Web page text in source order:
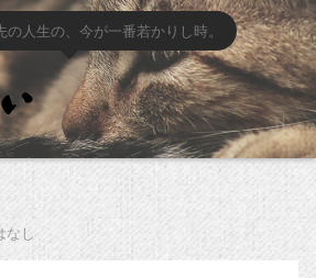
人生の、今が一番若かりし時。
なし